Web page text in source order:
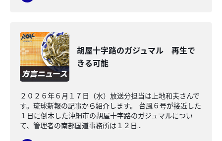
胡屋十字路のガジュマル 再生で
きる可能
２０２６年６月１７日（水）放送分担当は上地和夫さんで
す。琉球新報の記事から紹介します。 台風６号が接近した
１日に倒木した沖縄市の胡屋十字路のガジュマルについ
て、管理者の南部国道事務所は１２日...